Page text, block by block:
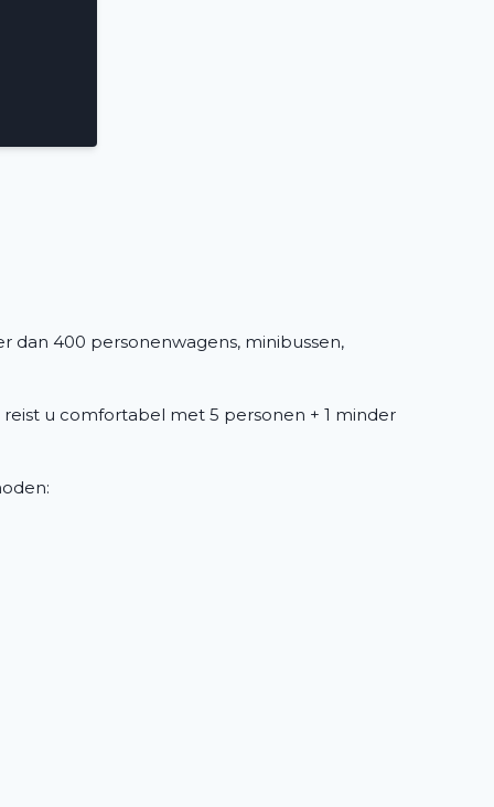
400 personenwagens, minibussen,
u comfortabel met 5 personen + 1 minder